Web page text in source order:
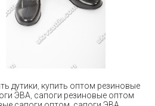
дутики купить оптом резиновые
ЭВА сапоги резиновые оптом